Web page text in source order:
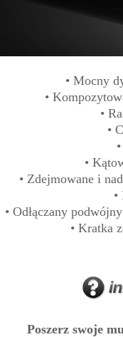
• Mocny
•
•
•
•
• Zdejmowane i
• Odłączany
• Kratka
Poszerz swoje